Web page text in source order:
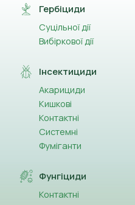
Гербіциди
Суцільної дії
Вибіркової дії
Інсектициди
Акарициди
Кишкові
Контактні
Системні
Фуміганти
Фунгіциди
Контактні